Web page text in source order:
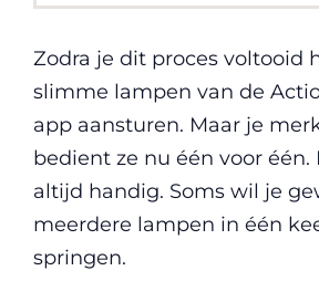
Zodra je dit proces voltooid
slimme lampen van de
app aansturen. Maar je
bedient ze nu één voor één.
altijd handig. Soms wil je
meerdere lampen in één
springen.